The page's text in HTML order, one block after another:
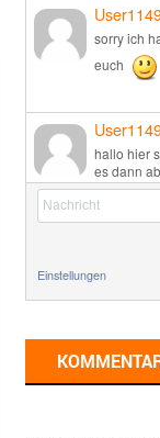
sorry ich
euch
hallo hier
es dann
etwas
Ich glaube
Günni
Einstellungen